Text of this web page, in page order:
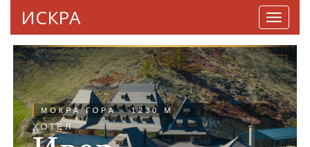
ИСКРА